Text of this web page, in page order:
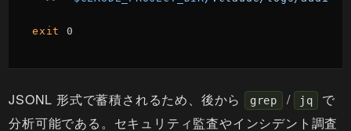
exit 0
JSONL 形式で蓄積されるため、後から grep / jq
で
分析可能である。セキュリティ監査やインシデント調査